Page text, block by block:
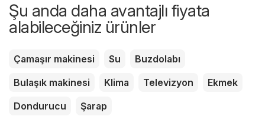
Şu anda daha avantajlı fiyata
alabileceğiniz ürünler
Çamaşır makinesi Su
Buzdolabı
Bulaşık makinesi
Klima Televizyon
Ekmek
Dondurucu
Şarap